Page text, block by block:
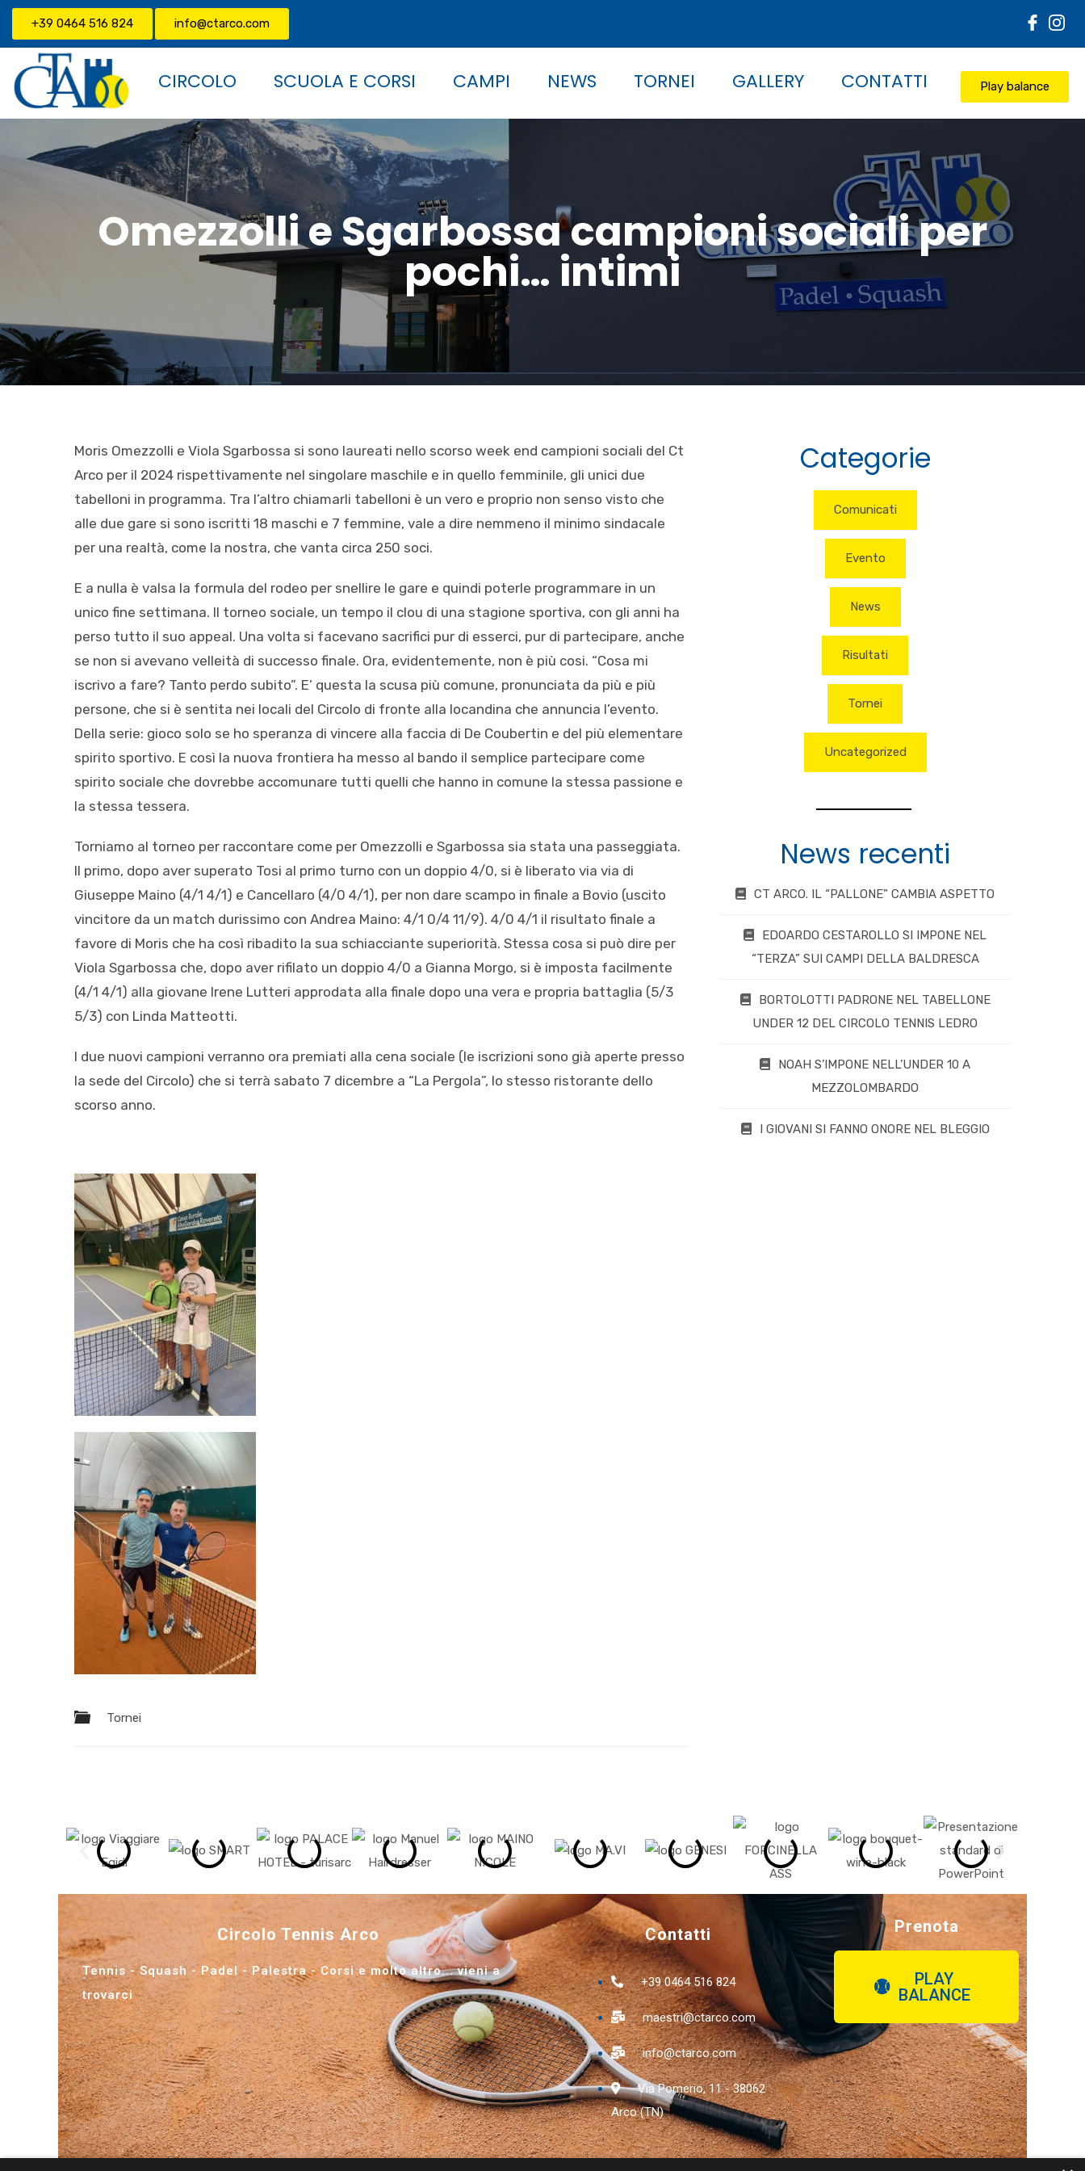
+39 0464 516 824 info@ctarco.com
CIRCOLO SCUOLA E CORSI CAMPI NEWS TORNEI GALLERY CONTATTI Play balance
Omezzolli e Sgarbossa campioni sociali per
pochi… intimi
Moris Omezzolli e Viola Sgarbossa si sono laureati nello scorso week end campioni sociali del Ct
Arco per il 2024 rispettivamente nel singolare maschile e in quello femminile, gli unici due
tabelloni in programma. Tra l’altro chiamarli tabelloni è un vero e proprio non senso visto che
alle due gare si sono iscritti 18 maschi e 7 femmine, vale a dire nemmeno il minimo sindacale
per una realtà, come la nostra, che vanta circa 250 soci.
E a nulla è valsa la formula del rodeo per snellire le gare e quindi poterle programmare in un
unico fine settimana. Il torneo sociale, un tempo il clou di una stagione sportiva, con gli anni ha
perso tutto il suo appeal. Una volta si facevano sacrifici pur di esserci, pur di partecipare, anche
se non si avevano velleità di successo finale. Ora, evidentemente, non è più cosi. “Cosa mi
iscrivo a fare? Tanto perdo subito”. E’ questa la scusa più comune, pronunciata da più e più
persone, che si è sentita nei locali del Circolo di fronte alla locandina che annuncia l’evento.
Della serie: gioco solo se ho speranza di vincere alla faccia di De Coubertin e del più elementare
spirito sportivo. E così la nuova frontiera ha messo al bando il semplice partecipare come
spirito sociale che dovrebbe accomunare tutti quelli che hanno in comune la stessa passione e
la stessa tessera.
Torniamo al torneo per raccontare come per Omezzolli e Sgarbossa sia stata una passeggiata.
Il primo, dopo aver superato Tosi al primo turno con un doppio 4/0, si è liberato via via di
Giuseppe Maino (4/1 4/1) e Cancellaro (4/0 4/1), per non dare scampo in finale a Bovio (uscito
vincitore da un match durissimo con Andrea Maino: 4/1 0/4 11/9). 4/0 4/1 il risultato finale a
favore di Moris che ha così ribadito la sua schiacciante superiorità. Stessa cosa si può dire per
Viola Sgarbossa che, dopo aver rifilato un doppio 4/0 a Gianna Morgo, si è imposta facilmente
(4/1 4/1) alla giovane Irene Lutteri approdata alla finale dopo una vera e propria battaglia (5/3
5/3) con Linda Matteotti.
I due nuovi campioni verranno ora premiati alla cena sociale (le iscrizioni sono già aperte presso
la sede del Circolo) che si terrà sabato 7 dicembre a “La Pergola”, lo stesso ristorante dello
scorso anno.
Tornei
Categorie
Comunicati
Evento
News
Risultati
Tornei
Uncategorized
News recenti
CT ARCO. IL “PALLONE” CAMBIA ASPETTO
EDOARDO CESTAROLLO SI IMPONE NEL
“TERZA” SUI CAMPI DELLA BALDRESCA
BORTOLOTTI PADRONE NEL TABELLONE
UNDER 12 DEL CIRCOLO TENNIS LEDRO
NOAH S’IMPONE NELL’UNDER 10 A
MEZZOLOMBARDO
I GIOVANI SI FANNO ONORE NEL BLEGGIO
Circolo Tennis Arco
Tennis - Squash - Padel - Palestra - Corsi e molto altro... vieni a
trovarci
Contatti
+39 0464 516 824
maestri@ctarco.com
info@ctarco.com
Via Pomerio, 11 - 38062
Arco (TN)
Prenota
PLAY
BALANCE